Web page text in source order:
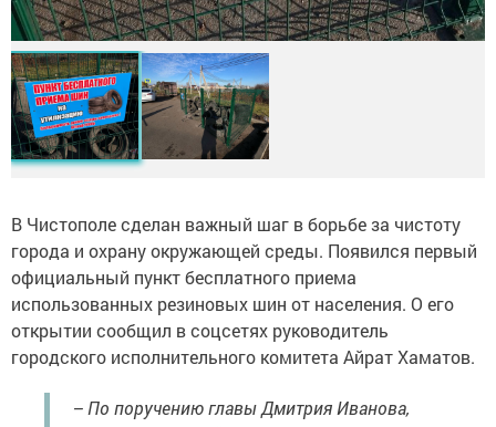
В Чистополе сделан важный шаг в борьбе за чистоту
города и охрану окружающей среды. Появился первый
официальный пункт бесплатного приема
использованных резиновых шин от населения. О его
открытии сообщил в соцсетях руководитель
городского исполнительного комитета Айрат Хаматов.
– По поручению главы Дмитрия Иванова,